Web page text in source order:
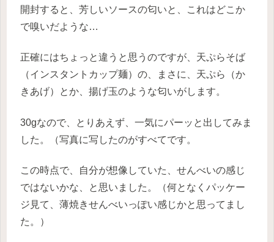
開封すると、芳しいソースの匂いと、これはどこか
で嗅いだような…
正確にはちょっと違うと思うのですが、天ぷらそば
（インスタントカップ麺）の、まさに、天ぷら（か
きあげ）とか、揚げ玉のような匂いがします。
30gなので、とりあえず、一気にパーッと出してみま
した。（写真に写したのがすべてです。
この時点で、自分が想像していた、せんべいの感じ
ではないかな、と思いました。（何となくパッケー
ジ見て、薄焼きせんべいっぽい感じかと思ってまし
た。）